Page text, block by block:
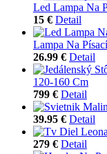
Led Lampa Na
15 € Detail
Lampa Na
26.99 € Detail
120-160 Cm
799 € Detail
39.95 € Detail
279 € Detail